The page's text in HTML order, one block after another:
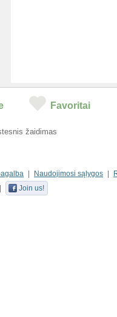
Favoritai
žaidimas
Naudojimosi sąlygos
Join us!